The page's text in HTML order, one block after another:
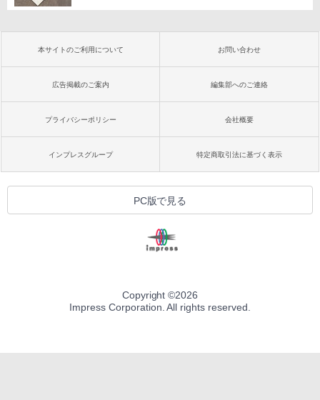
本サイトのご利用について お問い合わせ
広告掲載のご案内 編集部へのご連絡
プライバシーポリシー 会社概要
インプレスグループ 特定商取引法に基づく表示
PC版で見る
Copyright ©2026
Impress Corporation. All rights reserved.